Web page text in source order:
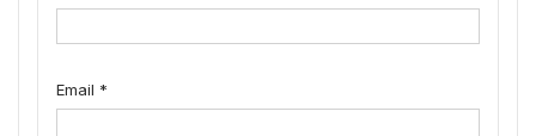
Email *